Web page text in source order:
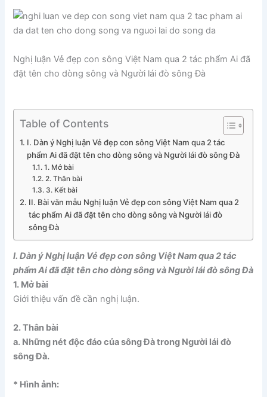
Nghị luận Vẻ đẹp con sông Việt Nam qua 2 tác phẩm Ai đã
đặt tên cho dòng sông và Người lái đò sông Đà
Table of Contents
I. Dàn ý Nghị luận Vẻ đẹp con sông Việt Nam qua 2 tác
phẩm Ai đã đặt tên cho dòng sông và Người lái đò sông Đà
1. Mở bài
2. Thân bài
3. Kết bài
II. Bài văn mẫu Nghị luận Vẻ đẹp con sông Việt Nam qua 2
tác phẩm Ai đã đặt tên cho dòng sông và Người lái đò
sông Đà
I. Dàn ý Nghị luận Vẻ đẹp con sông Việt Nam qua 2 tác
phẩm Ai đã đặt tên cho dòng sông và Người lái đò sông Đà
1. Mở bài
Giới thiệu vấn đề cần nghị luận.
2. Thân bài
a. Những nét độc đáo của sông Đà trong Người lái đò
sông Đà.
* Hình ảnh: